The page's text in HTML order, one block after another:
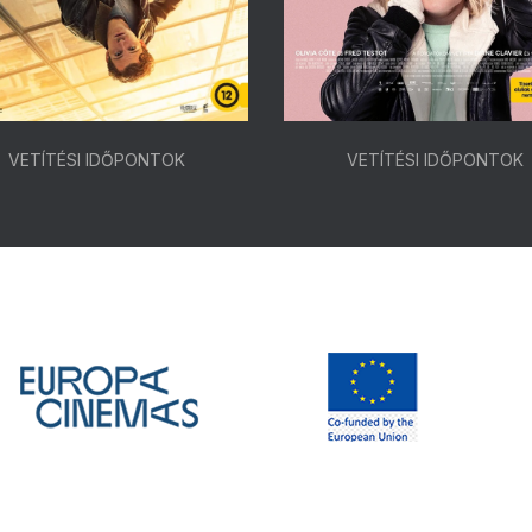
VETÍTÉSI IDŐPONTOK VETÍTÉSI IDŐPONTOK